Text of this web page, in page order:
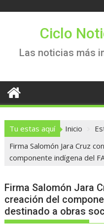
Ciclo
Las noticias más
Tu estas aquí Inicio
Firma Salomón Jara Cruz
componente indígena del
Firma Salomón Jara
creación del
destinado a obras